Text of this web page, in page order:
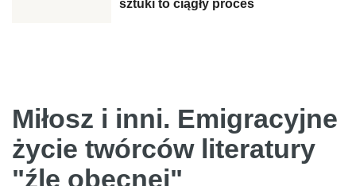
sztuki to ciągły proces
Miłosz i inni. Emigracyjne
życie twórców literatury
"źle obecnej"